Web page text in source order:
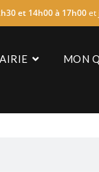
et 14h00 à 17h00et
MON